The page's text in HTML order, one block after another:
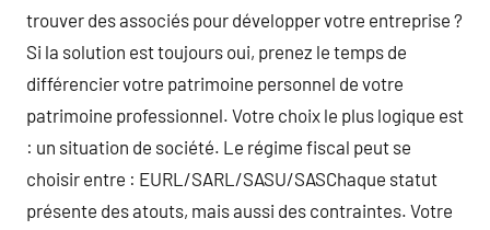
trouver des associés pour développer votre entreprise ?
Si la solution est toujours oui, prenez le temps de
différencier votre patrimoine personnel de votre
patrimoine professionnel. Votre choix le plus logique est
: un situation de société. Le régime fiscal peut se
choisir entre : EURL/SARL/SASU/SASChaque statut
présente des atouts, mais aussi des contraintes. Votre